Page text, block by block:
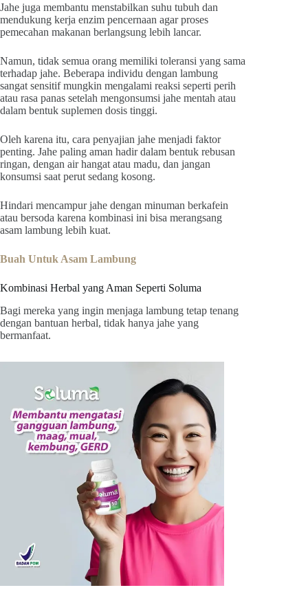
Jahe juga membantu menstabilkan suhu tubuh dan
mendukung kerja enzim pencernaan agar proses
pemecahan makanan berlangsung lebih lancar.
Namun, tidak semua orang memiliki toleransi yang sama
terhadap jahe. Beberapa individu dengan lambung
sangat sensitif mungkin mengalami reaksi seperti perih
atau rasa panas setelah mengonsumsi jahe mentah atau
dalam bentuk suplemen dosis tinggi.
Oleh karena itu, cara penyajian jahe menjadi faktor
penting. Jahe paling aman hadir dalam bentuk rebusan
ringan, dengan air hangat atau madu, dan jangan
konsumsi saat perut sedang kosong.
Hindari mencampur jahe dengan minuman berkafein
atau bersoda karena kombinasi ini bisa merangsang
asam lambung lebih kuat.
Buah Untuk Asam Lambung
Kombinasi Herbal yang Aman Seperti Soluma
Bagi mereka yang ingin menjaga lambung tetap tenang
dengan bantuan herbal, tidak hanya jahe yang
bermanfaat.